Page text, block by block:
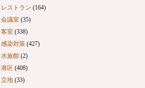
レストラン (164)
会議室 (35)
客室 (338)
感染対策 (427)
水族館 (2)
港区 (408)
立地 (33)